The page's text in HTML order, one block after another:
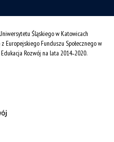
Śląskiego w Katowicach
Europejskiego Funduszu Społecznego w
Rozwój na lata 2014˗2020.